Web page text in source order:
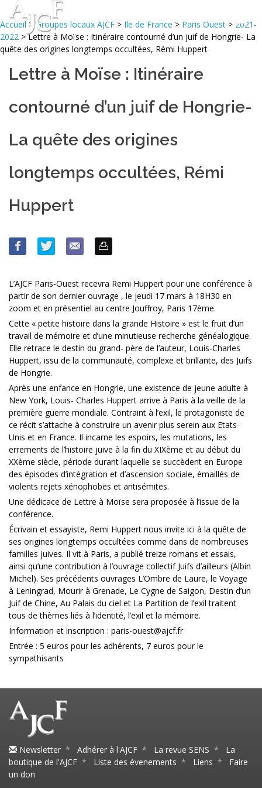
Accueil >Groupes locaux AJCF > Ile de France > Paris Ouest > 2021-
2022 > Lettre à Moïse : Itinéraire contourné d’un juif de Hongrie- La
quête des origines longtemps occultées, Rémi Huppert
Lettre à Moïse : Itinéraire
contourné d’un juif de Hongrie-
La quête des origines
longtemps occultées, Rémi
Huppert
L’AJCF Paris-Ouest recevra Remi Huppert pour une conférence à
partir de son dernier ouvrage , le jeudi 17 mars à 18H30 en
zoom et en présentiel au centre Jouffroy, Paris 17ème.
Cette « petite histoire dans la grande Histoire » est le fruit d’un
travail de mémoire et d’une minutieuse recherche généalogique.
Elle retrace le destin du grand- père de l’auteur, Louis-Charles
Huppert, issu de la communauté, complexe et brillante, des Juifs
de Hongrie.
Après une enfance en Hongrie, une existence de jeune adulte à
New York, Louis- Charles Huppert arrive à Paris à la veille de la
première guerre mondiale. Contraint à l’exil, le protagoniste de
ce récit s’attache à construire un avenir plus serein aux Etats-
Unis et en France. Il incarne les espoirs, les mutations, les
errements de l’histoire juive à la fin du XIXème et au début du
XXème siècle, période durant laquelle se succèdent en Europe
des épisodes d’intégration et d’ascension sociale, émaillés de
violents rejets xénophobes et antisémites.
Une dédicace de Lettre à Moïse sera proposée à l’issue de la
conférence.
Écrivain et essayiste, Remi Huppert nous invite ici à la quête de
ses origines longtemps occultées comme dans de nombreuses
familles juives. Il vit à Paris, a publié treize romans et essais,
ainsi qu’une contribution à l’ouvrage collectif Juifs d’ailleurs (Albin
Michel). Ses précédents ouvrages L’Ombre de Laure, le Voyage
à Leningrad, Mourir à Grenade, Le Cygne de Saigon, Destin d’un
Juif de Chine, Au Palais du ciel et La Partition de l’exil traitent
tous de thèmes liés à l’identité, l’exil et la mémoire.
Information et inscription : paris-ouest@ajcf.fr
Entrée : 5 euros pour les adhérents, 7 euros pour le
sympathisants
Newsletter * Adhérer à l'AJCF * La revue SENS * La
boutique de l'AJCF * Liste des évenements * Liens * Faire
un don